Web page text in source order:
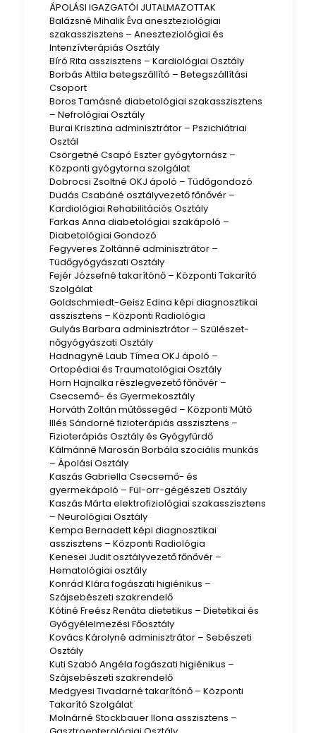
ÁPOLÁSI IGAZGATÓI JUTALMAZOTTAK
Balázsné Mihalik Éva aneszteziológiai
szakasszisztens – Aneszteziológiai és
Intenzívterápiás Osztály
Bíró Rita asszisztens – Kardiológiai Osztály
Borbás Attila betegszállító – Betegszállítási
Csoport
Boros Tamásné diabetológiai szakasszisztens
– Nefrológiai Osztály
Burai Krisztina adminisztrátor – Pszichiátriai
Osztál
Csörgetné Csapó Eszter gyógytornász –
Központi gyógytorna szolgálat
Dobrocsi Zsoltné OKJ ápoló – Tüdőgondozó
Dudás Csabáné osztályvezető főnővér –
Kardiológiai Rehabilitációs Osztály
Farkas Anna diabetológiai szakápoló –
Diabetológiai Gondozó
Fegyveres Zoltánné adminisztrátor –
Tüdőgyógyászati Osztály
Fejér Józsefné takarítónő – Központi Takarító
Szolgálat
Goldschmiedt-Geisz Edina képi diagnosztikai
asszisztens – Központi Radiológia
Gulyás Barbara adminisztrátor – Szülészet-
nőgyógyászati Osztály
Hadnagyné Laub Tímea OKJ ápoló –
Ortopédiai és Traumatológiai Osztály
Horn Hajnalka részlegvezető főnővér –
Csecsemő- és Gyermekosztály
Horváth Zoltán műtőssegéd – Központi Műtő
Illés Sándorné fizioterápiás asszisztens –
Fizioterápiás Osztály és Gyógyfürdő
Kálmánné Marosán Borbála szociális munkás
– Ápolási Osztály
Kaszás Gabriella Csecsemő- és
gyermekápoló – Fül-orr-gégészeti Osztály
Kaszás Márta elektrofiziológiai szakasszisztens
– Neurológiai Osztály
Kempa Bernadett képi diagnosztikai
asszisztens – Központi Radiológia
Kenesei Judit osztályvezető főnővér –
Hematológiai osztály
Konrád Klára fogászati higiénikus –
Szájsebészeti szakrendelő
Kótiné Freész Renáta dietetikus – Dietetikai és
Gyógyélelmezési Főosztály
Kovács Károlyné adminisztrátor – Sebészeti
Osztály
Kuti Szabó Angéla fogászati higiénikus –
Szájsebészeti szakrendelő
Medgyesi Tivadarné takarítónő – Központi
Takarító Szolgálat
Molnárné Stockbauer Ilona asszisztens –